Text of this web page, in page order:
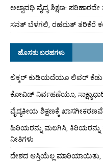
ಅಲ್ಪಾವಧಿ ವೈದ್ಯ ಶಿಕ್ಷಣ:
ಸನತ್ ಬೆಳಗಲಿ, ರಹಮತ್ ತರಿಕೆರೆ
ಹೊಸತು ಬರಹಗಳು
ಲಿಕ್ಕರ್ ಕುಡಿಯದೆಯೂ ಲಿವರ್
ಕೋವಿಡ್ ನಿರ್ವಹಣೆಯೂ,
ವೈದ್ಯಕೀಯ ಶಿಕ್ಷಣಕ್ಕೆ
ಹಿರಿಯರನ್ನು ಮಲಗಿಸಿ, ಕಿರಿಯರನ್ನು
ನೀತಿಗಳು
ದೇಶದ ಆಸ್ತಿಯೆಲ್ಲ ಮಾರಿಯಾಯಿತು,